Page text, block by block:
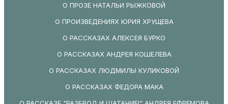
О ПРОЗЕ НАТАЛЬИ РЫЖКОВОЙ
О ПРОИЗВЕДЕНИЯХ ЮРИЯ ХРУЩЕВА
О РАССКАЗАХ АЛЕКСЕЯ БУРКО
О РАССКАЗАХ АНДРЕЯ КОШЕЛЕВА
О РАССКАЗАХ ЛЮДМИЛЫ КУЛИКОВОЙ
О РАССКАЗАХ ФЕДОРА МАКА